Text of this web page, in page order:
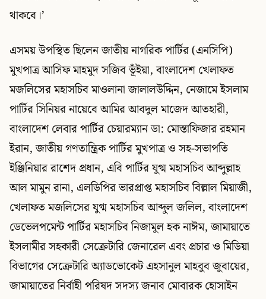
থাকবে।’
এসময় উপস্থিত ছিলেন জাতীয় নাগরিক পার্টির (এনসিপি)
মুখপাত্র আসিফ মাহমুদ সজিব ভূঁইয়া, বাংলাদেশ খেলাফত
মজলিসের মহাসচিব মাওলানা জালালউদ্দিন, নেজামে ইসলাম
পার্টির সিনিয়র নায়েবে আমির আবদুল মাজেদ আতহারী,
বাংলাদেশ লেবার পার্টির চেয়ারম্যান ডা: মোস্তাফিজার রহমান
ইরান, জাতীয় গণতান্ত্রিক পার্টির মুখপাত্র ও সহ-সভাপতি
ইঞ্জিনিয়ার রাশেদ প্রধান, এবি পার্টির যুগ্ম মহাসচিব আব্দুল্লাহ
আল মামুন রানা, এলডিপির ভারপ্রাপ্ত মহাসচিব বিল্লাল মিয়াজী,
খেলাফত মজলিসের যুগ্ম মহাসচিব আব্দুল জলিল, বাংলাদেশ
ডেভেলপমেন্ট পার্টির মহাসচিব নিজামুল হক নাঈম, জামায়াতে
ইসলামীর সহকারী সেক্রেটারি জেনারেল এবং প্রচার ও মিডিয়া
বিভাগের সেক্রেটারি অ্যাডভোকেট এহসানুল মাহবুব জুবায়ের,
জামায়াতের নির্বাহী পরিষদ সদস্য জনাব মোবারক হোসাইন